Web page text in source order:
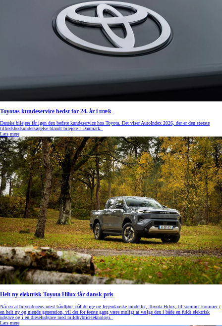
Toyotas kundeservice bedst for 24. år i træk
Danske bilejere får igen den bedste kundeservice hos Toyota. Det viser AutoIndex 2026, der er den største
tilfredshedsundersøgelse blandt bilejere i Danmark.
Læs mere
Helt ny elektrisk Toyota Hilux får dansk pris
Når en af bilverdenens mest hårdføre, pålidelige og legendariske modeller, Toyota Hilux, til sommer kommer i
en helt ny og niende generation, vil det for første gang være muligt at vælge den i både en fuldt elektrisk
udgave og i en dieseludgave med mildhybrid-teknologi.
Læs mere